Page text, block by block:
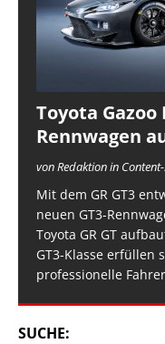
Toyota Gazoo
Rennwagen
von Redaktion in
Mit dem GR GT3
neuen GT3-
Toyota GR GT
GT3-Klasse erfüllen
professionelle
SUCHE: